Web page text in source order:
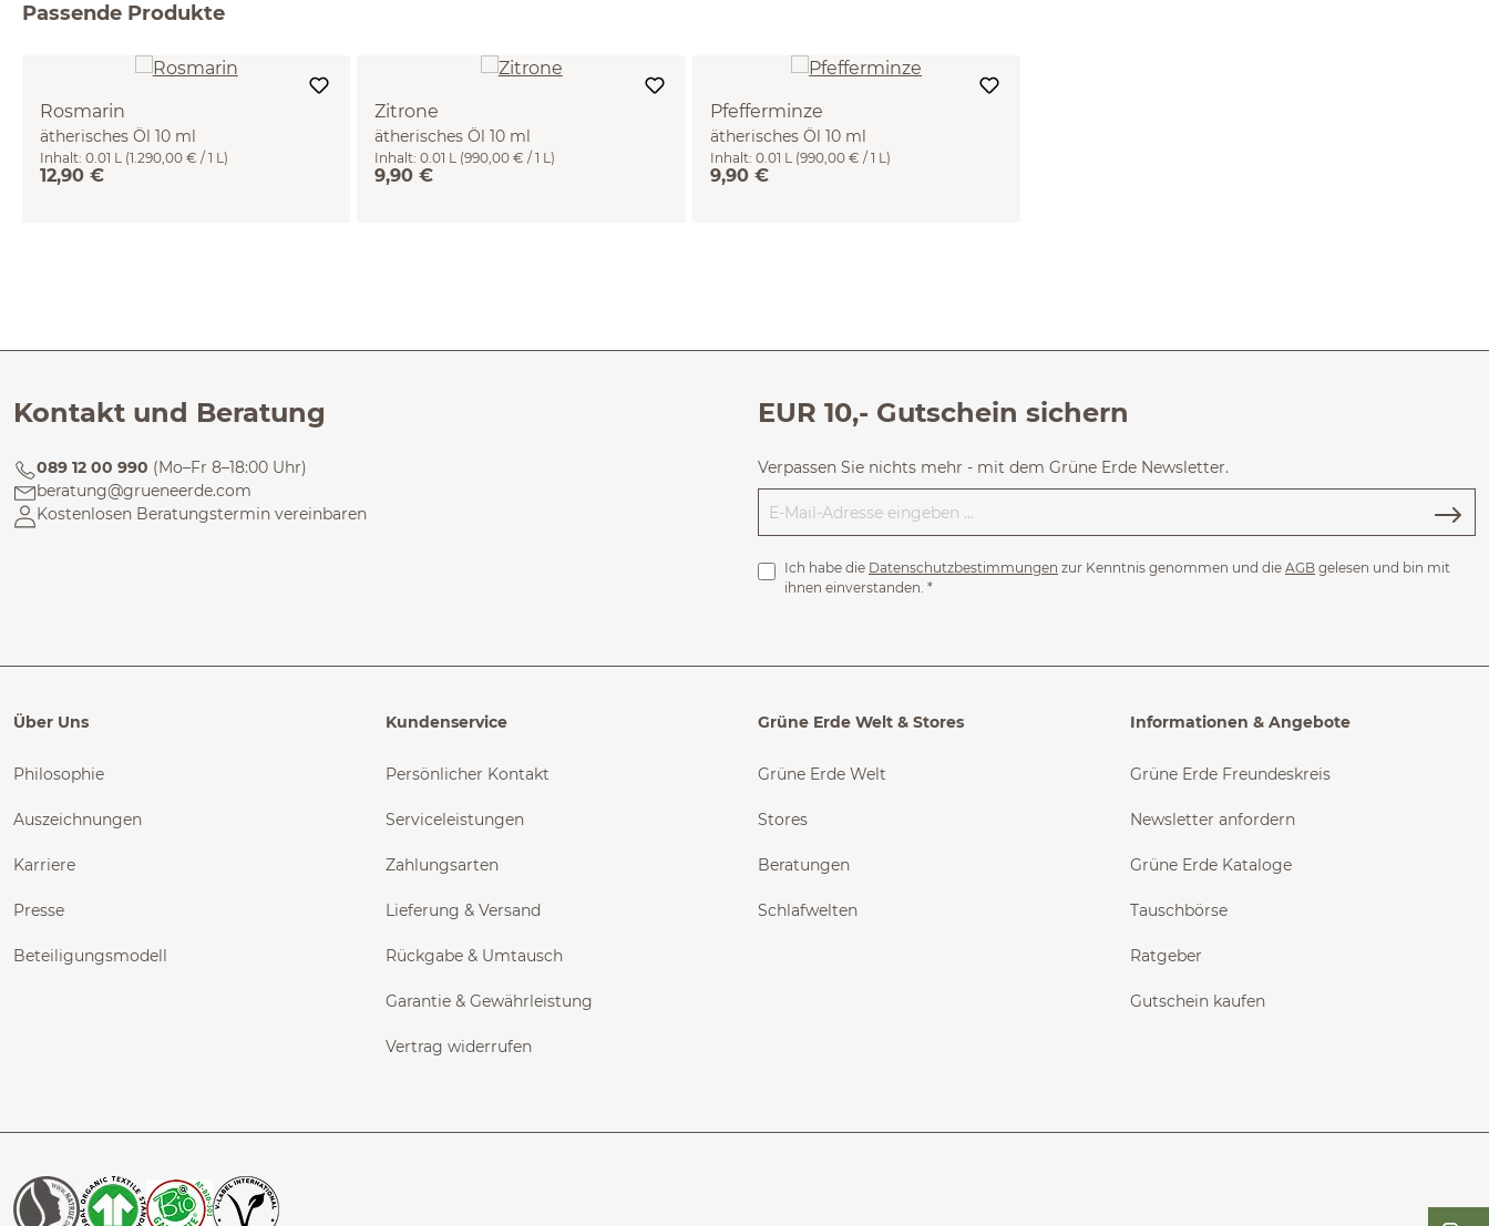
Passende Produkte
Rosmarin
ätherisches Öl 10 ml
Inhalt: 0.01 L (1.290,00 € / 1 L)
12,90 €
Zitrone
ätherisches Öl 10 ml
Inhalt:0.01 L (990,00 € / 1 L)
9,90 €
Pfefferminze
ätherisches Öl 10 ml
Inhalt: 0.01 L (990,00 € / 1 L)
9,90 €
Kontakt und Beratung
089 12 00 990 (Mo–Fr 8–18:00 Uhr)
beratung@grueneerde.com
Kostenlosen Beratungstermin vereinbaren
EUR 10,- Gutschein sichern
Verpassen Sie nichts mehr - mit dem Grüne Erde Newsletter.
Ich habe die Datenschutzbestimmungen zur Kenntnis genommen und die AGB gelesen und bin mit
ihnen einverstanden. *
Über Uns
Philosophie
Auszeichnungen
Karriere
Presse
Beteiligungsmodell
Kundenservice
Persönlicher Kontakt
Serviceleistungen
Zahlungsarten
Lieferung & Versand
Rückgabe & Umtausch
Garantie & Gewährleistung
Vertrag widerrufen
Grüne Erde Welt & Stores
Grüne Erde Welt
Stores
Beratungen
Schlafwelten
Informationen & Angebote
Grüne Erde Freundeskreis
Newsletter anfordern
Grüne Erde Kataloge
Tauschbörse
Ratgeber
Gutschein kaufen